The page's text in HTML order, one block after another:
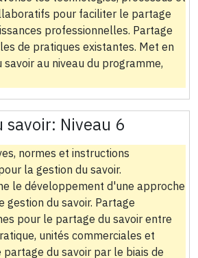
pour faciliter le partage
professionnelles. Partage
de pratiques existantes. Met en
au niveau du programme,
savoir: Niveau 6
normes et instructions
la gestion du savoir.
le développement d'une approche
gestion du savoir. Partage
pour le partage du savoir entre
unités commerciales et
partage du savoir par le biais de